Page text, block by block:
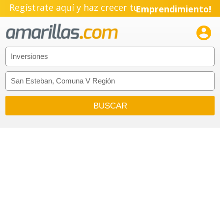
Regístrate aquí y haz crecer tuEmprendimiento!
